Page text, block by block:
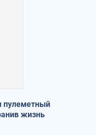
пулеметный
жизнь